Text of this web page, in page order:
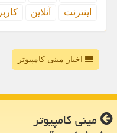
اینترنت
آنلاین كاربر
اخبار مینی کامپیوتر
مینی كامپیوتر